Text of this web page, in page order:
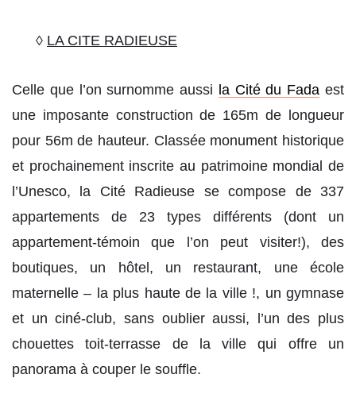
◊ LA CITE RADIEUSE
Celle que l’on surnomme aussi la Cité du Fada est
une imposante construction de 165m de longueur
pour 56m de hauteur. Classée monument historique
et prochainement inscrite au patrimoine mondial de
l’Unesco, la Cité Radieuse se compose de 337
appartements de 23 types différents (dont un
appartement-témoin que l’on peut visiter!), des
boutiques, un hôtel, un restaurant, une école
maternelle – la plus haute de la ville !, un gymnase
et un ciné-club, sans oublier aussi, l’un des plus
chouettes toit-terrasse de la ville qui offre un
panorama à couper le souffle.